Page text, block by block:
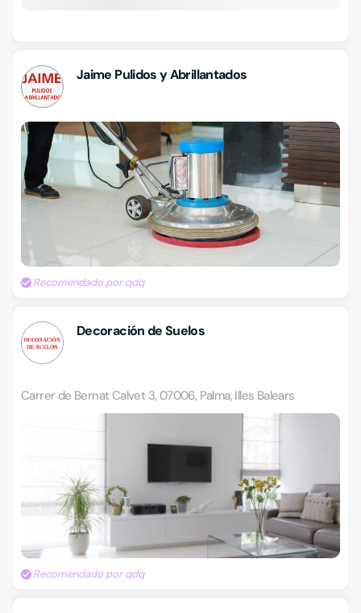
Jaime Pulidos y Abrillantados
Recomendado por qdq
Decoración de Suelos
Carrer de Bernat Calvet 3, 07006, Palma, Illes Balears
Recomendado por qdq